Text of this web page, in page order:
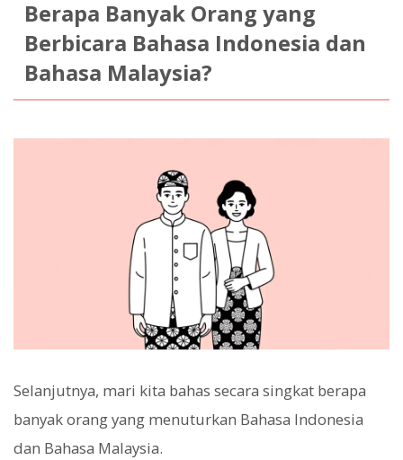
Berapa Banyak Orang yang
Berbicara Bahasa Indonesia dan
Bahasa Malaysia?
Selanjutnya, mari kita bahas secara singkat berapa
banyak orang yang menuturkan Bahasa Indonesia
dan Bahasa Malaysia.